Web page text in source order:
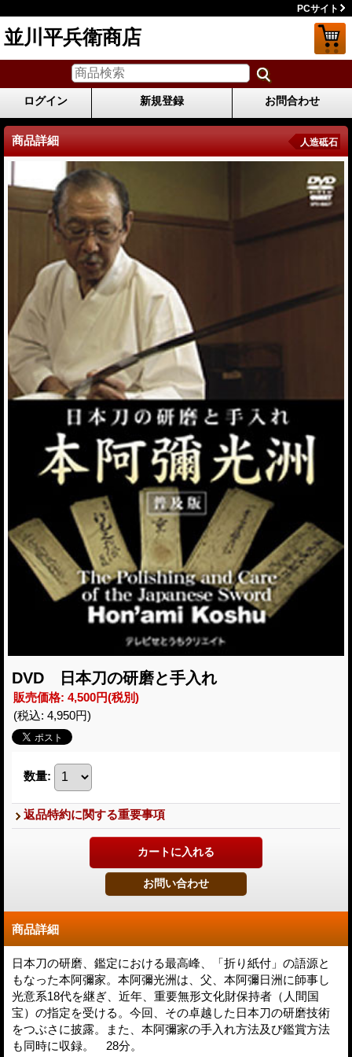
PCサイト
並川平兵衛商店
ログイン 新規登録 お問合わせ
商品詳細 人造砥石
DVD 日本刀の研磨と手入れ
販売価格: 4,500円(税別)
(税込: 4,950円)
数量:
返品特約に関する重要事項
商品詳細
日本刀の研磨、鑑定における最高峰、「折り紙付」の語源と
もなった本阿彌家。本阿彌光洲は、父、本阿彌日洲に師事し
光意系18代を継ぎ、近年、重要無形文化財保持者（人間国
宝）の指定を受ける。今回、その卓越した日本刀の研磨技術
をつぶさに披露。また、本阿彌家の手入れ方法及び鑑賞方法
も同時に収録。 28分。